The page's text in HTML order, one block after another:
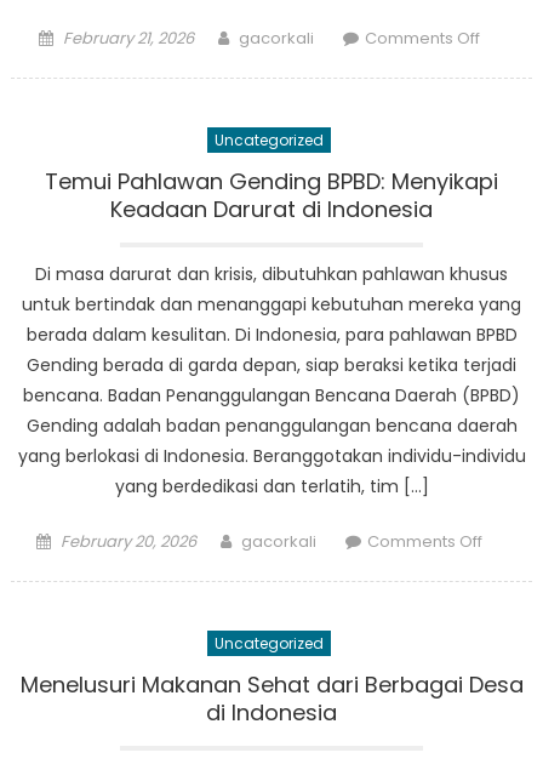
Posted
February 21, 2026 Author
gacorkali Comments Offon
Jasa
BPBD
Nyawa
dan
Harta
Benda
Uncategorized
Temui Pahlawan Gending BPBD: Menyikapi
Keadaan Darurat di Indonesia
Di masa darurat dan krisis, dibutuhkan pahlawan khusus
untuk bertindak dan menanggapi kebutuhan mereka yang
berada dalam kesulitan. Di Indonesia, para pahlawan BPBD
Gending berada di garda depan, siap beraksi ketika terjadi
bencana. Badan Penanggulangan Bencana Daerah (BPBD)
Gending adalah badan penanggulangan bencana daerah
yang berlokasi di Indonesia. Beranggotakan individu-individu
yang berdedikasi dan terlatih, tim […]
Posted
February 20, 2026 Author
gacorkali Comments Offon
Uncategorized
Menelusuri Makanan Sehat dari Berbagai Desa
di Indonesia